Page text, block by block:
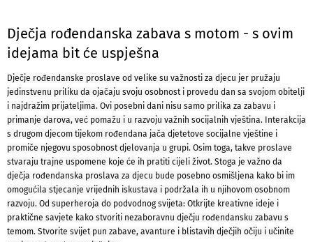
Dječja rođendanska zabava s motom - s ovim
idejama bit će uspješna
Dječje rođendanske proslave od velike su važnosti za djecu jer pružaju
jedinstvenu priliku da ojačaju svoju osobnost i provedu dan sa svojom obitelji
i najdražim prijateljima. Ovi posebni dani nisu samo prilika za zabavu i
primanje darova, već pomažu i u razvoju važnih socijalnih vještina. Interakcija
s drugom djecom tijekom rođendana jača djetetove socijalne vještine i
promiče njegovu sposobnost djelovanja u grupi. Osim toga, takve proslave
stvaraju trajne uspomene koje će ih pratiti cijeli život. Stoga je važno da
dječja rođendanska proslava za djecu bude posebno osmišljena kako bi im
omogućila stjecanje vrijednih iskustava i podržala ih u njihovom osobnom
razvoju. Od superheroja do podvodnog svijeta: Otkrijte kreativne ideje i
praktične savjete kako stvoriti nezaboravnu dječju rođendansku zabavu s
temom. Stvorite svijet pun zabave, avanture i blistavih dječjih očiju i učinite